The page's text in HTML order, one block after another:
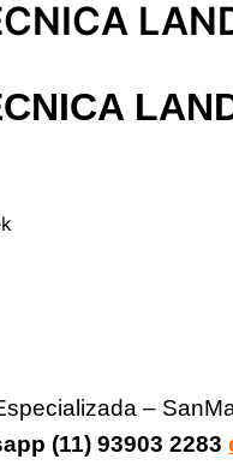
–
(11) 93903 2283